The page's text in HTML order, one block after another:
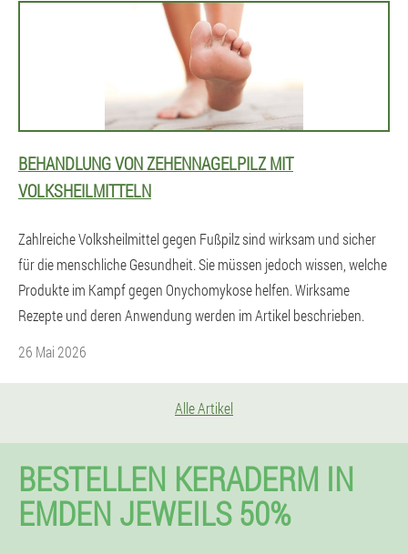
BEHANDLUNG VON ZEHENNAGELPILZ MIT
VOLKSHEILMITTELN
Zahlreiche Volksheilmittel gegen Fußpilz sind wirksam und sicher
für die menschliche Gesundheit. Sie müssen jedoch wissen, welche
Produkte im Kampf gegen Onychomykose helfen. Wirksame
Rezepte und deren Anwendung werden im Artikel beschrieben.
26 Mai 2026
Alle Artikel
BESTELLEN KERADERM IN
EMDEN JEWEILS 50%